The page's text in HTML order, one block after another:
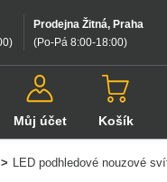
Prodejna Žitná, Praha
(Po-Pá 8:00-18:00)
)
Můj účet Košík
> LED podhledové nouzové